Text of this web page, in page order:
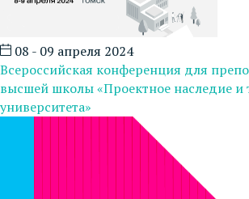
08 - 09 апреля 2024
Всероссийская конференция для
высшей школы «Проектное наследие и
университета»